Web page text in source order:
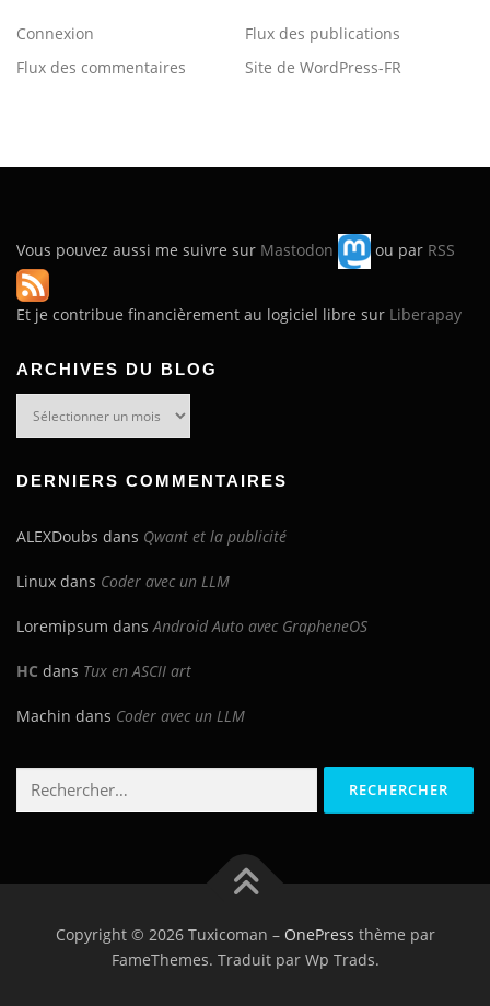
Connexion
Flux des publications
Flux des commentaires
Site de WordPress-FR
Vous pouvez aussi me suivre sur Mastodon ou par RSS
Et je contribue financièrement au logiciel libre sur Liberapay
ARCHIVES DU BLOG
DERNIERS COMMENTAIRES
ALEXDoubs dans Qwant et la publicité
Linux dans Coder avec un LLM
Loremipsum dansAndroid Auto avec GrapheneOS
HC dans Tux en ASCII art
Machin dans Coder avec un LLM
Rechercher :
Copyright © 2026 Tuxicoman – OnePress thème par
FameThemes. Traduit par Wp Trads.